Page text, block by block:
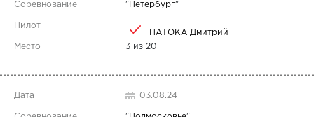
" Петербург"
ПАТОКА Дмитрий
3 из 20
03.08.24